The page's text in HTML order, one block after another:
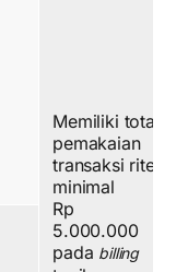
Memiliki total
pemakaian
transaksi ritel
minimal
Rp
5.000.000
pada billing